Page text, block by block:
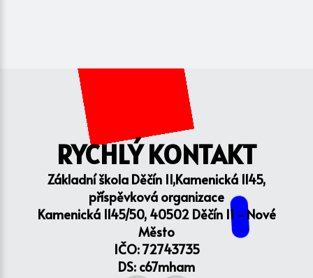
RYCHLÝ KONTAKT
Základní škola Děčín II,Kamenická 1145,
příspěvková organizace
Kamenická 1145/50, 40502 Děčín II - Nové
Město
IČO: 72743735
DS: c67mham